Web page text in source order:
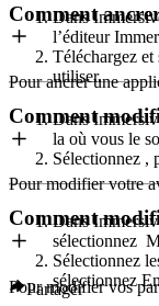
Dans
l’éditeur
Téléchargez et
utiliser.
Comment
Pour ancrer une
Dans
la où vous le
Sélectionnez ,
Comment
Pour modifier votre
Dans
sélectionnez
Sélectionnez
sélectionnez
Comment
Pour modifier vos
Partager